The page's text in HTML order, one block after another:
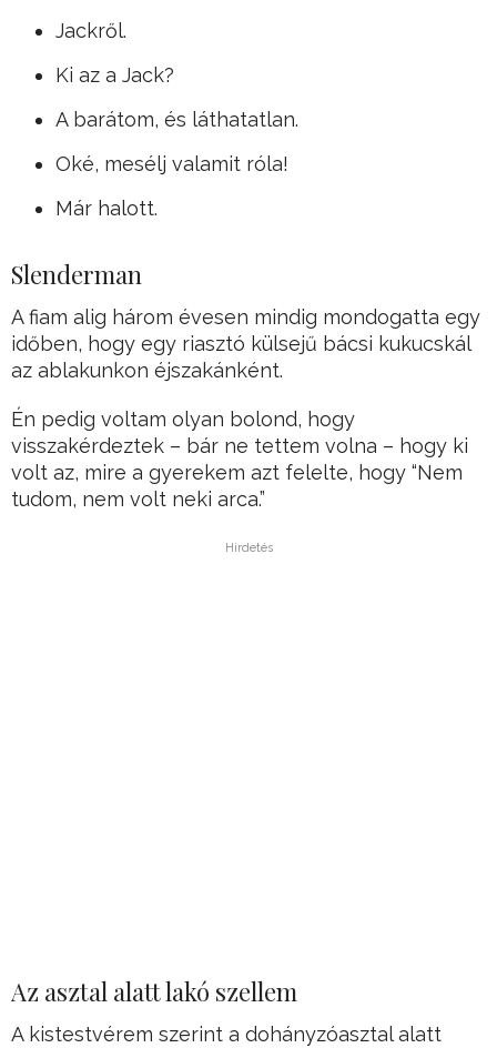
Jackről.
Ki az a Jack?
A barátom, és láthatatlan.
Oké, mesélj valamit róla!
Már halott.
Slenderman
A fiam alig három évesen mindig mondogatta egy
időben, hogy egy riasztó külsejű bácsi kukucskál
az ablakunkon éjszakánként.
Én pedig voltam olyan bolond, hogy
visszakérdeztek – bár ne tettem volna – hogy ki
volt az, mire a gyerekem azt felelte, hogy “Nem
tudom, nem volt neki arca.”
Hirdetés
Az asztal alatt lakó szellem
A kistestvérem szerint a dohányzóasztal alatt